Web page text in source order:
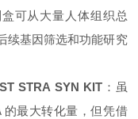
可从大量人体组织总
续基因筛选和功能研究
STRA SYN KIT：虽
的最大转化量，但凭借